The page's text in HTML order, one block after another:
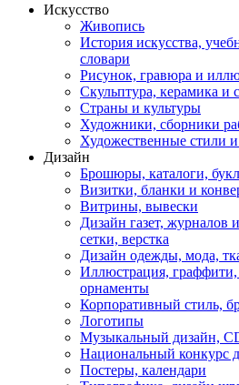
Искусство
Живопись
История искусства,
словари
Рисунок, гравюра и
Скульптура, керамика и
Страны и культуры
Художники, сборники
Художественные стили
Дизайн
Брошюры, каталоги,
Визитки, бланки и
Витрины, вывески
Дизайн газет, журналов
сетки, верстка
Дизайн одежды, мода,
Иллюстрация,
орнаменты
Корпоративный стиль,
Логотипы
Музыкальный дизайн,
Национальный конкурс
Постеры, календари